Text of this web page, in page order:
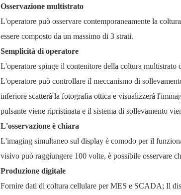
Osservazione multistrato
L'operatore può osservare contemporaneamente la
essere composto da un massimo di 3 strati.
Semplicità di operatore
L'operatore spinge il contenitore della coltura multistrato
L'operatore può controllare il meccanismo di
inferiore scatterà la fotografia ottica e visualizzerà
pulsante viene ripristinata e il sistema di sollevamento
L'osservazione è chiara
L'imaging simultaneo sul display è comodo per il
visivo può raggiungere 100 volte, è possibile osservare
Produzione digitale
Fornire dati di coltura cellulare per MES e SCADA; Il